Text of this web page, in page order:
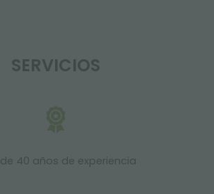
SERVICIOS
40 años de experiencia